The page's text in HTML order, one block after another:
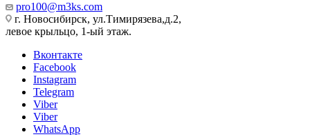
pro100@m3ks.com
г. Новосибирск, ул.Тимирязева,д.2,
левое крыльцо, 1-ый этаж.
Вконтакте
Facebook
Instagram
Telegram
Viber
Viber
WhatsApp